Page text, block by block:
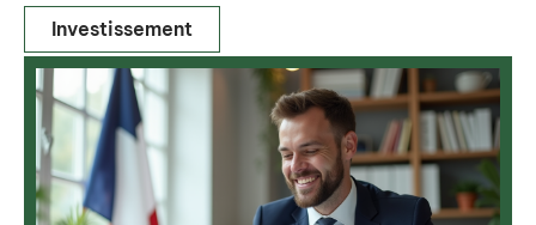
Investissement